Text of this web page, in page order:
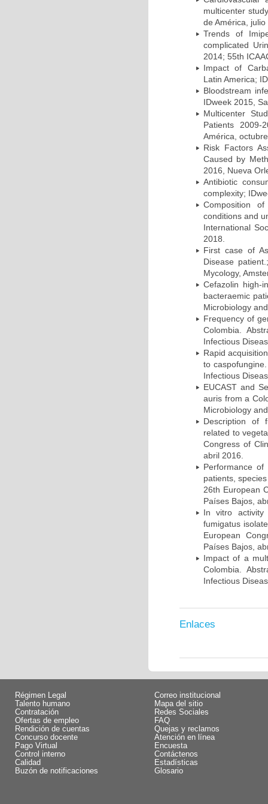
multicenter
de América, julio
Trends of
complicated
2014; 55th
Impact of
Latin America;
Bloodstream
IDweek 2015,
Multicenter
Patients 2009-
América,
Risk Factors
Caused by
2016, Nueva
Antibiotic
complexity;
Composition
conditions and
International
2018.
First case of
Disease
Mycology,
Cefazolin high-
bacteraemic
Microbiology
Frequency of
Colombia.
Infectious
Rapid
to
Infectious
EUCAST and
auris from a
Microbiology
Description of
related to
Congress of
abril 2016.
Performance
patients,
26th European
Países Bajos,
In vitro activity
fumigatus
European
Países Bajos,
Impact of a
Colombia.
Infectious
Enlaces
Régimen Legal
Talento humano
Contratación
Ofertas de empleo
Rendición de cuentas
Concurso docente
Pago Virtual
Control interno
Calidad
Buzón de notificaciones
Correo institucional
Mapa del sitio
Redes Sociales
FAQ
Quejas y reclamos
Atención en línea
Encuesta
Contáctenos
Estadísticas
Glosario